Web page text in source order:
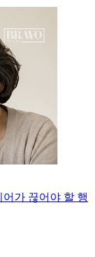
어가 끊어야 할 행